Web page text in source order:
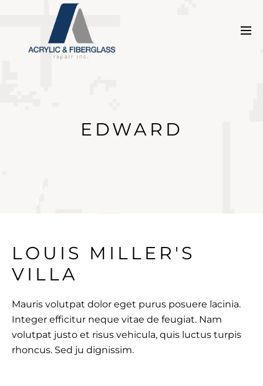
EDWARD
LOUIS MILLER'S
VILLA
Mauris volutpat dolor eget purus posuere lacinia.
Integer efficitur neque vitae de feugiat. Nam
volutpat justo et risus vehicula, quis luctus turpis
rhoncus. Sed ju dignissim.